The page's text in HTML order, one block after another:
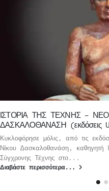
ΙΣΤΟΡΙΑ ΤΗΣ ΤΕΧΝΗΣ –
ΔΑΣΚΑΛΟΘΑΝΑΣΗ (εκδόσεις
Κυκλοφόρησε μόλις, από τις
Νίκου Δασκαλοθανάση, καθηγητή
Σύγχρονης Τέχνης στο...
Διαβάστε περισσότερα...